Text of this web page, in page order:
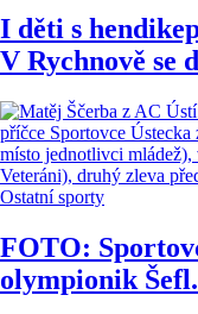
I děti s
V Rychnově se
Ostatní sporty
FOTO:
olympionik